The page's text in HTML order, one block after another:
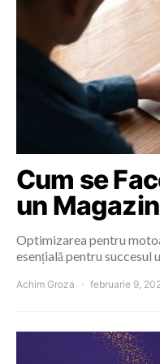
Cum se
un
Optimizarea pentru
esențială pentru succesul
Achim Groza februarie 9,